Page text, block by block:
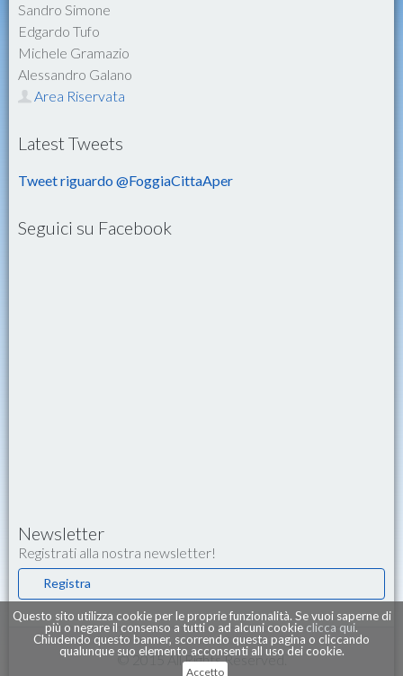
Questo sito utilizza cookie per le proprie funzionalità. Se vuoi saperne di
più o negare il consenso a tutti o ad alcuni cookie clicca qui.
Chiudendo questo banner, scorrendo questa pagina o cliccando
qualunque suo elemento acconsenti all uso dei cookie.
Accetto
Sandro Simone
Edgardo Tufo
Michele Gramazio
Alessandro Galano
Area Riservata
Latest Tweets
Tweet riguardo @FoggiaCittaAper
Seguici su Facebook
Newsletter
Registrati alla nostra newsletter!
Registra
© 2015 All Rights Reserved.